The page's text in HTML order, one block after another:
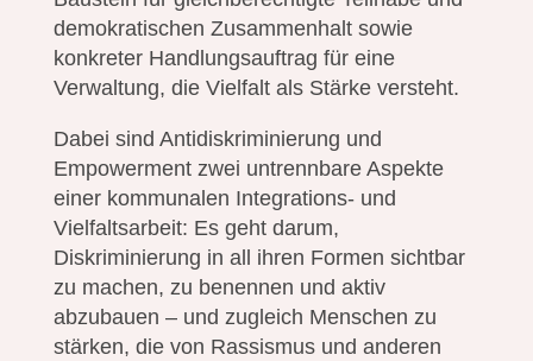
demokratischen Zusammenhalt sowie
konkreter Handlungsauftrag für eine
Verwaltung, die Vielfalt als Stärke versteht.
Dabei sind Antidiskriminierung und
Empowerment zwei untrennbare Aspekte
einer kommunalen Integrations- und
Vielfaltsarbeit: Es geht darum,
Diskriminierung in all ihren Formen sichtbar
zu machen, zu benennen und aktiv
abzubauen – und zugleich Menschen zu
stärken, die von Rassismus und anderen